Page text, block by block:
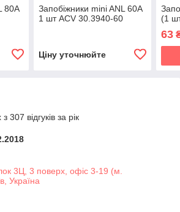
80A
Запобіжники mini ANL 60A
1 шт ACV 30.3940-60
Ціну уточнюйте
(1
63
307 відгуків за рік
3Ц, 3 поверх, офіс 3-19 (м.
Україна